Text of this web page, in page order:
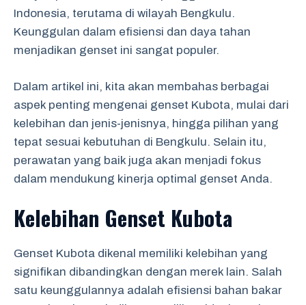
Indonesia, terutama di wilayah Bengkulu.
Keunggulan dalam efisiensi dan daya tahan
menjadikan genset ini sangat populer.
Dalam artikel ini, kita akan membahas berbagai
aspek penting mengenai genset Kubota, mulai dari
kelebihan dan jenis-jenisnya, hingga pilihan yang
tepat sesuai kebutuhan di Bengkulu. Selain itu,
perawatan yang baik juga akan menjadi fokus
dalam mendukung kinerja optimal genset Anda.
Kelebihan Genset Kubota
Genset Kubota dikenal memiliki kelebihan yang
signifikan dibandingkan dengan merek lain. Salah
satu keunggulannya adalah efisiensi bahan bakar